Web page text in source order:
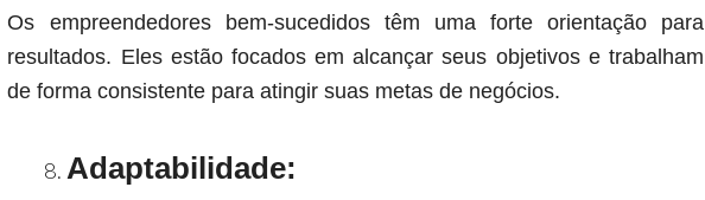
Os empreendedores bem-sucedidos têm uma forte orientação para
resultados. Eles estão focados em alcançar seus objetivos e trabalham
de forma consistente para atingir suas metas de negócios.
Adaptabilidade: